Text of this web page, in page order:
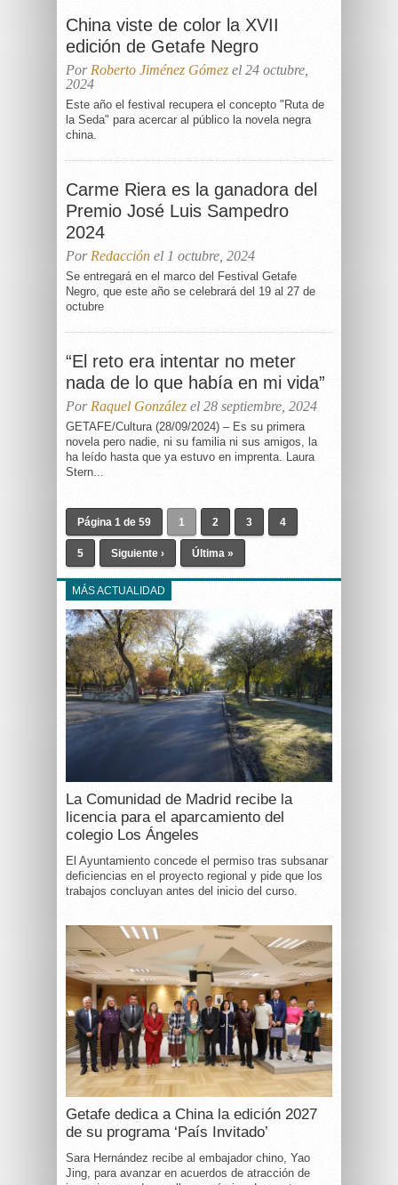
China viste de color la XVII
edición de Getafe Negro
Por Roberto Jiménez Gómez el 24 octubre,
2024
Este año el festival recupera el concepto "Ruta de
la Seda" para acercar al público la novela negra
china.
Carme Riera es la ganadora del
Premio José Luis Sampedro
2024
Por Redacción el 1 octubre, 2024
Se entregará en el marco del Festival Getafe
Negro, que este año se celebrará del 19 al 27 de
octubre
“El reto era intentar no meter
nada de lo que había en mi vida”
Por Raquel González el 28 septiembre, 2024
GETAFE/Cultura (28/09/2024) – Es su primera
novela pero nadie, ni su familia ni sus amigos, la
ha leído hasta que ya estuvo en imprenta. Laura
Stern...
Página 1 de 59 1 2 3 4
5 Siguiente › Última »
MÁS ACTUALIDAD
La Comunidad de Madrid recibe la
licencia para el aparcamiento del
colegio Los Ángeles
El Ayuntamiento concede el permiso tras subsanar
deficiencias en el proyecto regional y pide que los
trabajos concluyan antes del inicio del curso.
Getafe dedica a China la edición 2027
de su programa ‘País Invitado’
Sara Hernández recibe al embajador chino, Yao
Jing, para avanzar en acuerdos de atracción de